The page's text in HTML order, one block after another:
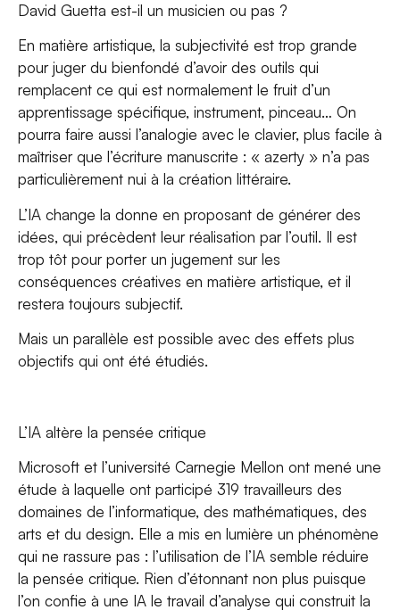
David Guetta est-il un musicien ou pas ?
En matière artistique, la subjectivité est trop grande
pour juger du bienfondé d’avoir des outils qui
remplacent ce qui est normalement le fruit d’un
apprentissage spécifique, instrument, pinceau… On
pourra faire aussi l’analogie avec le clavier, plus facile à
maîtriser que l’écriture manuscrite : « azerty » n’a pas
particulièrement nui à la création littéraire.
L’IA change la donne en proposant de générer des
idées, qui précèdent leur réalisation par l’outil. Il est
trop tôt pour porter un jugement sur les
conséquences créatives en matière artistique, et il
restera toujours subjectif.
Mais un parallèle est possible avec des effets plus
objectifs qui ont été étudiés.
L’IA altère la pensée critique
Microsoft et l’université Carnegie Mellon ont mené une
étude à laquelle ont participé 319 travailleurs des
domaines de l’informatique, des mathématiques, des
arts et du design. Elle a mis en lumière un phénomène
qui ne rassure pas : l’utilisation de l’IA semble réduire
la pensée critique. Rien d’étonnant non plus puisque
l’on confie à une IA le travail d’analyse qui construit la